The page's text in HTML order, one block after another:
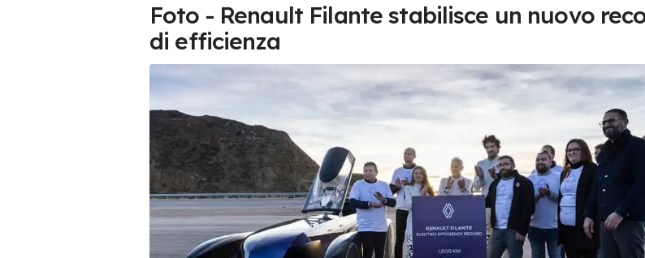
Foto - Renault Filante stabilisce un nuovo
di efficienza